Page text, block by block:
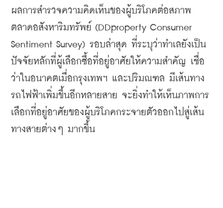
ผลการสำรวจความคิดเห็นของผู้บริโภคต่อสภาพ
ตลาดอสังหาริมทรัพย์ (DDproperty Consumer
Sentiment Survey) รอบล่าสุด ที่ระบุว่าทำเลยังเป็น
ปัจจัยหลักที่ผู้เลือกซื้อที่อยู่อาศัยให้ความสำคัญ
เชื่อ
ว่าในอนาคตเมื่อกรุงเทพฯ และปริมณฑล มีเส้นทาง
รถไฟฟ้าเพิ่มขึ้นอีกหลายสาย จะยิ่งทำให้เห็นภาพการ
เลือกที่อยู่อาศัยของผู้บริโภคกระจายตัวออกไปสู่เส้น
ทางสายต่าง ๆ มากขึ้น